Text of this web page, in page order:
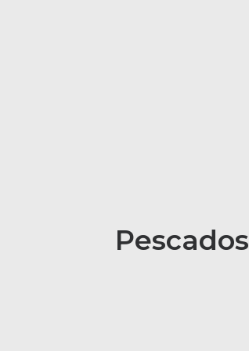
Pescados